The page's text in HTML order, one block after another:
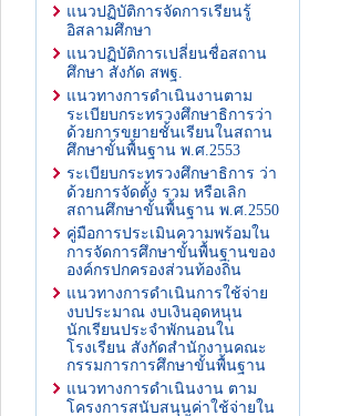
แนวปฏิบัติการจัดการเรียนรู้
อิสลามศึกษา
แนวปฏิบัติการเปลี่ยนชื่อสถาน
ศึกษา สังกัด สพฐ.
แนวทางการดำเนินงานตาม
ระเบียบกระทรวงศึกษาธิการว่า
ด้วยการขยายชั้นเรียนในสถาน
ศึกษาขั้นพื้นฐาน พ.ศ.2553
ระเบียบกระทรวงศึกษาธิการ ว่า
ด้วยการจัดตั้ง รวม หรือเลิก
สถานศึกษาขั้นพื้นฐาน พ.ศ.2550
คู่มือการประเมินความพร้อมใน
การจัดการศึกษาขั้นพื้นฐานของ
องค์กรปกครองส่วนท้องถิ่น
แนวทางการดำเนินการใช้จ่าย
งบประมาณ งบเงินอุดหนุน
นักเรียนประจำพักนอนใน
โรงเรียน สังกัดสำนักงานคณะ
กรรมการการศึกษาขั้นพื้นฐาน
แนวทางการดำเนินงาน ตาม
โครงการสนับสนุนค่าใช้จ่ายใน